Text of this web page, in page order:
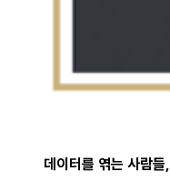
데이터를 엮는 사람